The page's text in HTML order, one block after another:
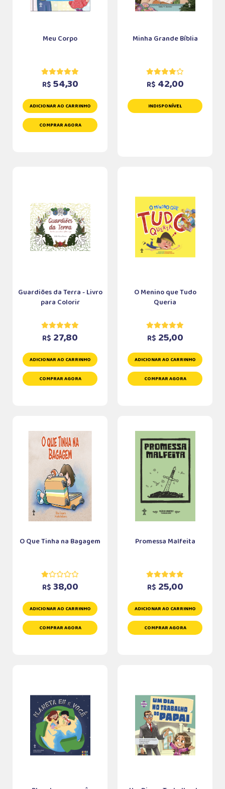
Meu Corpo
R$ 54,30
ADICIONAR AO CARRINHO
COMPRAR AGORA
Minha Grande Bíblia
R$ 42,00
INDISPONÍVEL
Guardiões da Terra - Livro
para Colorir
R$ 27,80
ADICIONAR AO CARRINHO
COMPRAR AGORA
O Menino que Tudo
Queria
R$ 25,00
ADICIONAR AO CARRINHO
COMPRAR AGORA
O Que Tinha na Bagagem
R$ 38,00
ADICIONAR AO CARRINHO
COMPRAR AGORA
Promessa Malfeita
R$ 25,00
ADICIONAR AO CARRINHO
COMPRAR AGORA